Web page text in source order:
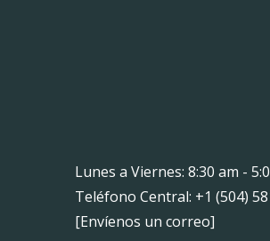
Lunes a Viernes: 8:30 am -
Teléfono Central: +1 (504)
[Envíenos un correo]